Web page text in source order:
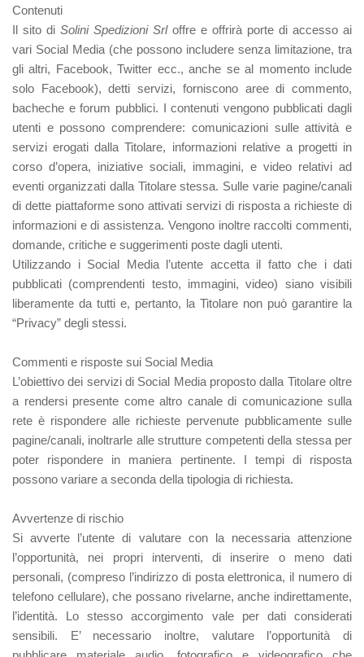
Contenuti
Il sito di Solini Spedizioni Srl offre e offrirà porte di accesso ai
vari Social Media (che possono includere senza limitazione, tra
gli altri, Facebook, Twitter ecc., anche se al momento include
solo Facebook), detti servizi, forniscono aree di commento,
bacheche e forum pubblici. I contenuti vengono pubblicati dagli
utenti e possono comprendere: comunicazioni sulle attività e
servizi erogati dalla Titolare, informazioni relative a progetti in
corso d’opera, iniziative sociali, immagini, e video relativi ad
eventi organizzati dalla Titolare stessa. Sulle varie pagine/canali
di dette piattaforme sono attivati servizi di risposta a richieste di
informazioni e di assistenza. Vengono inoltre raccolti commenti,
domande, critiche e suggerimenti poste dagli utenti.
Utilizzando i Social Media l’utente accetta il fatto che i dati
pubblicati (comprendenti testo, immagini, video) siano visibili
liberamente da tutti e, pertanto, la Titolare non può garantire la
“Privacy” degli stessi.
Commenti e risposte sui Social Media
L’obiettivo dei servizi di Social Media proposto dalla Titolare oltre
a rendersi presente come altro canale di comunicazione sulla
rete è rispondere alle richieste pervenute pubblicamente sulle
pagine/canali, inoltrarle alle strutture competenti della stessa per
poter rispondere in maniera pertinente. I tempi di risposta
possono variare a seconda della tipologia di richiesta.
Avvertenze di rischio
Si avverte l’utente di valutare con la necessaria attenzione
l’opportunità, nei propri interventi, di inserire o meno dati
personali, (compreso l’indirizzo di posta elettronica, il numero di
telefono cellulare), che possano rivelarne, anche indirettamente,
l’identità. Lo stesso accorgimento vale per dati considerati
sensibili. E’ necessario inoltre, valutare l’opportunità di